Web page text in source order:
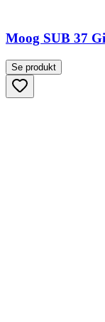
Moog SUB 37
Se produkt